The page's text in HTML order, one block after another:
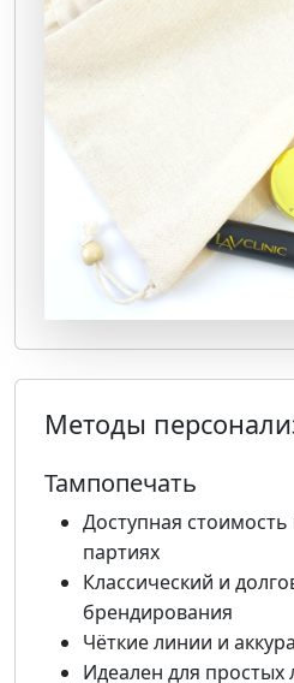
Методы
Тампопечать
Доступная
партиях
Классический и
брендирования
Чёткие линии и
Идеален для простых